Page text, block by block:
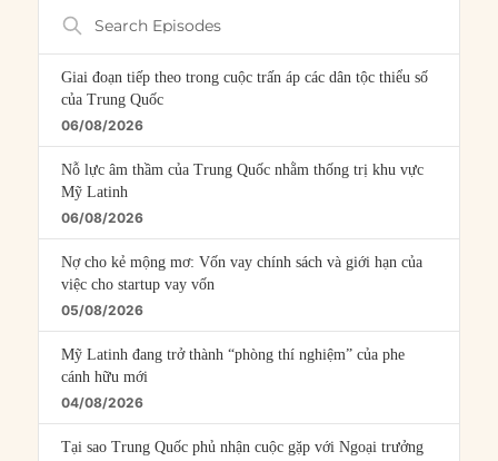
Search
Episodes
Giai đoạn tiếp theo trong cuộc trấn áp các dân tộc thiểu số
của Trung Quốc
06/08/2026
Nỗ lực âm thầm của Trung Quốc nhằm thống trị khu vực
Mỹ Latinh
06/08/2026
Nợ cho kẻ mộng mơ: Vốn vay chính sách và giới hạn của
việc cho startup vay vốn
05/08/2026
Mỹ Latinh đang trở thành “phòng thí nghiệm” của phe
cánh hữu mới
04/08/2026
Tại sao Trung Quốc phủ nhận cuộc gặp với Ngoại trưởng